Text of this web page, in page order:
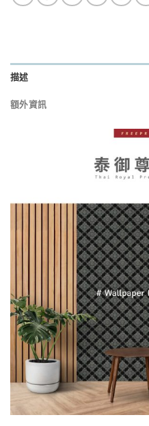
描述
額外資訊